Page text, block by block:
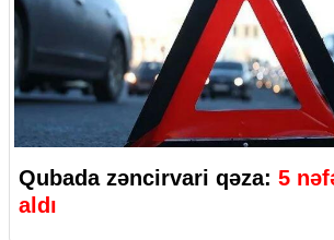
Qubada zəncirvari qəza: 5
aldı